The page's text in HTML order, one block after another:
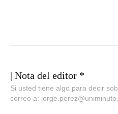
| Nota del editor *
Si usted tiene algo para decir
correo a: